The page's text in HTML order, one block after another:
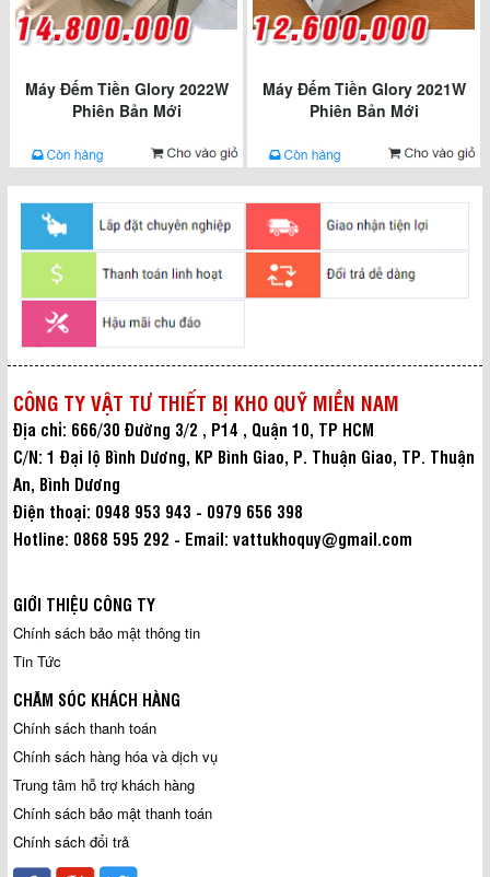
Máy Đếm Tiền Glory 2022W
Phiên Bản Mới
Máy Đếm Tiền Glory 2021W
Phiên Bản Mới
CÔNG TY VẬT TƯ THIẾT BỊ KHO QUỸ MIỀN NAM
Địa chỉ: 666/30 Đường 3/2 , P14 , Quận 10, TP HCM
C/N: 1 Đại lộ Bình Dương, KP Bình Giao, P. Thuận Giao, TP. Thuận
An, Bình Dương
Điện thoại: 0948 953 943 - 0979 656 398
Hotline: 0868 595 292 - Email: vattukhoquy@gmail.com
GIỚI THIỆU CÔNG TY
Chính sách bảo mật thông tin
Tin Tức
CHĂM SÓC KHÁCH HÀNG
Chính sách thanh toán
Chính sách hàng hóa và dịch vụ
Trung tâm hỗ trợ khách hàng
Chính sách bảo mật thanh toán
Chính sách đổi trả